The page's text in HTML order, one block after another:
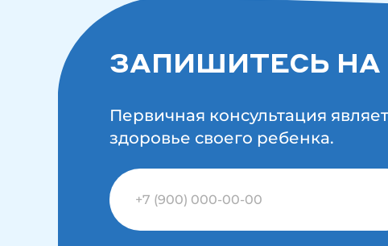
ЗАПИШИТЕСЬ
Первичная консультация
здоровье своего ребенка.